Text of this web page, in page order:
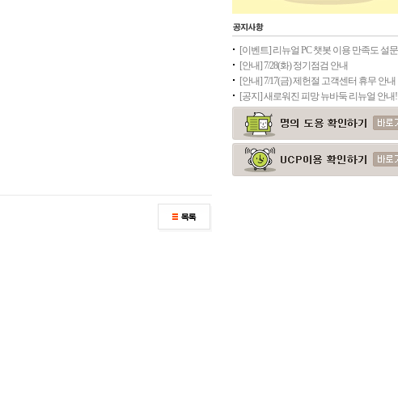
[안내] 7/28(화) 정기점검 안내
[안내] 7/17(금) 제헌절 고객센터 휴무 안내
[공지] 새로워진 피망 뉴바둑 리뉴얼 안내!